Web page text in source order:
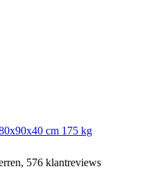
cm 175 kg
576 klantreviews